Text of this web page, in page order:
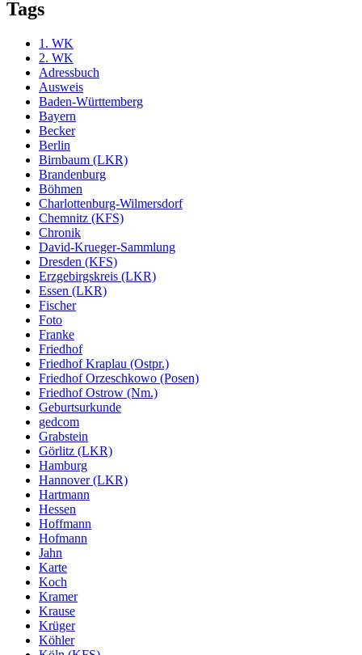
Tags
1. WK
2. WK
Adressbuch
Ausweis
Baden-Württemberg
Bayern
Becker
Berlin
Birnbaum (LKR)
Brandenburg
Böhmen
Charlottenburg-Wilmersdorf
Chemnitz (KFS)
Chronik
David-Krueger-Sammlung
Dresden (KFS)
Erzgebirgskreis (LKR)
Essen (LKR)
Fischer
Foto
Franke
Friedhof
Friedhof Kraplau (Ostpr.)
Friedhof Orzeschkowo (Posen)
Friedhof Ostrow (Nm.)
Geburtsurkunde
gedcom
Grabstein
Görlitz (LKR)
Hamburg
Hannover (LKR)
Hartmann
Hessen
Hoffmann
Hofmann
Jahn
Karte
Koch
Kramer
Krause
Krüger
Köhler